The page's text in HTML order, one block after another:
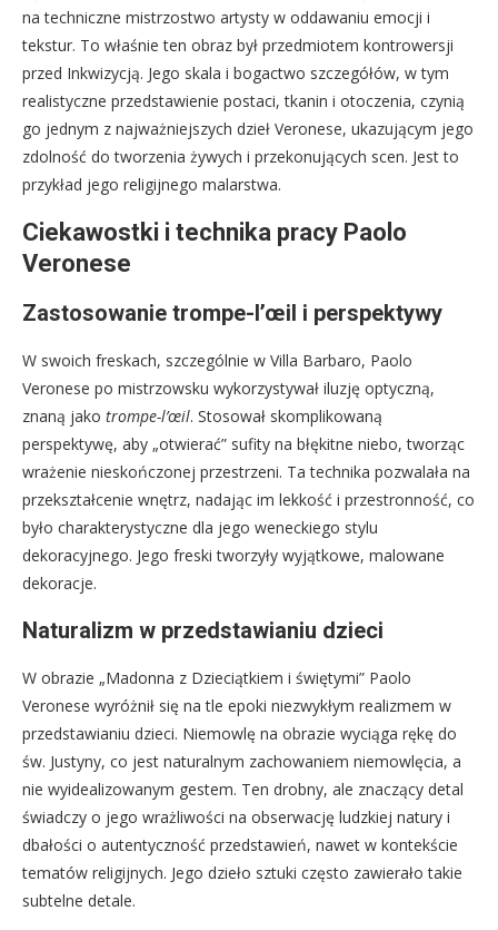
na techniczne mistrzostwo artysty w oddawaniu emocji i
tekstur. To właśnie ten obraz był przedmiotem kontrowersji
przed Inkwizycją. Jego skala i bogactwo szczegółów, w tym
realistyczne przedstawienie postaci, tkanin i otoczenia, czynią
go jednym z najważniejszych dzieł Veronese, ukazującym jego
zdolność do tworzenia żywych i przekonujących scen. Jest to
przykład jego religijnego malarstwa.
Ciekawostki i technika pracy Paolo
Veronese
Zastosowanie trompe-l’œil i perspektywy
W swoich freskach, szczególnie w Villa Barbaro, Paolo
Veronese po mistrzowsku wykorzystywał iluzję optyczną,
znaną jako trompe-l’œil. Stosował skomplikowaną
perspektywę, aby „otwierać” sufity na błękitne niebo, tworząc
wrażenie nieskończonej przestrzeni. Ta technika pozwalała na
przekształcenie wnętrz, nadając im lekkość i przestronność, co
było charakterystyczne dla jego weneckiego stylu
dekoracyjnego. Jego freski tworzyły wyjątkowe, malowane
dekoracje.
Naturalizm w przedstawianiu dzieci
W obrazie „Madonna z Dzieciątkiem i świętymi” Paolo
Veronese wyróżnił się na tle epoki niezwykłym realizmem w
przedstawianiu dzieci. Niemowlę na obrazie wyciąga rękę do
św. Justyny, co jest naturalnym zachowaniem niemowlęcia, a
nie wyidealizowanym gestem. Ten drobny, ale znaczący detal
świadczy o jego wrażliwości na obserwację ludzkiej natury i
dbałości o autentyczność przedstawień, nawet w kontekście
tematów religijnych. Jego dzieło sztuki często zawierało takie
subtelne detale.